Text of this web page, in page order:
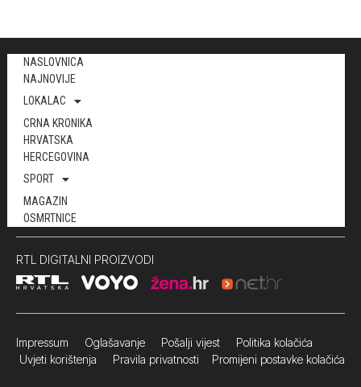
NASLOVNICA
NAJNOVIJE
LOKALAC
CRNA KRONIKA
HRVATSKA
HERCEGOVINA
SPORT
MAGAZIN
OSMRTNICE
RTL DIGITALNI PROIZVODI
Impressum Oglašavanje Pošalji vijest Politika kolačića
Uvjeti korištenja Pravila privatnosti Promijeni postavke kolačića